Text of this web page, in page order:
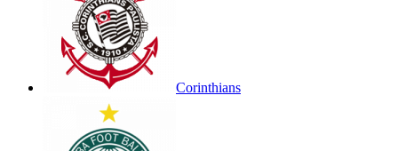
Corinthians